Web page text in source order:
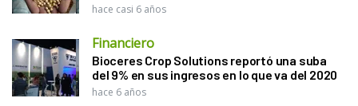
hace casi 6 años
Financiero
Bioceres Crop Solutions reportó una suba
del 9% en sus ingresos en lo que va del 2020
hace 6 años